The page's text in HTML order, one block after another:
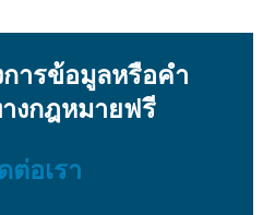
ารข้อมูลหรือคำ
งกฎหมายฟรี
ต่อเรา